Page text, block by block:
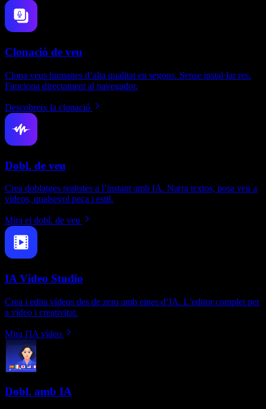
Clonació de veu
Clona veus humanes d’alta qualitat en segons. Sense instal·lar res.
Funciona directament al navegador.
Descobreix la clonació
Dobl. de veu
Crea doblatges realistes a l’instant amb IA. Narra textos, posa veu a
vídeos, qualsevol peça i estil.
Mira el dobl. de veu
IA Vídeo Studio
Crea i edita vídeos des de zero amb eines d’IA. L’editor complet per
a vídeo i creativitat.
Mira l'IA vídeo
Dobl. amb IA